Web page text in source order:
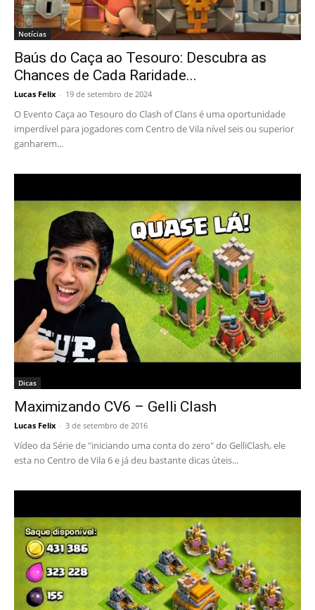
Notícias
Baús do Caça ao Tesouro: Descubra as
Chances de Cada Raridade...
Lucas Felix - 19 de setembro de 2024
O Evento Caça ao Tesouro do Clash of Clans é uma oportunidade
imperdível para jogadores com Centro de Vila nível seis ou superior
ganharem...
Dicas
Maximizando CV6 – Gelli Clash
Lucas Felix - 3 de setembro de 2016
Vídeo da Série de "iniciando uma conta do zero" do GelliClash, ele
esta no Centro de Vila 6 e já deu bastante dicas úteis...